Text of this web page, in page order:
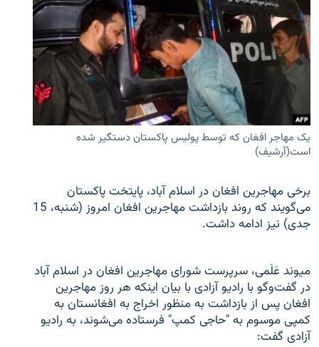
بحران مهاجرت
'کووید-۱۹'
تماس
Azadi English
همۀ سایت‌های رادیو آزادی/ رادیو اروپای آزاد
یک مهاجر افغان که توسط پولیس پاکستان دستگیر شده
است(آرشیف)
برخی مهاجرین افغان در اسلام آباد، پایتخت پاکستان
می‌گویند که روند بازداشت مهاجرین افغان امروز (شنبه، 15
جدی) نیز ادامه داشت.
میوند عَلَمی، سرپرست شورای مهاجرین افغان در اسلام آباد
در گفت‌و‌گو با رادیو آزادی با بیان اینکه هر روز مهاجرین
افغان پس از بازداشت به منظور اخراج به افغانستان به
کمپی موسوم به "حاجی کمپ" فرستاده می‌شوند، به رادیو
آزادی گفت: